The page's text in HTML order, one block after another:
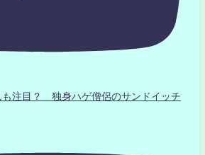
も注目？ 独身ハゲ僧侶のサンドイッチ